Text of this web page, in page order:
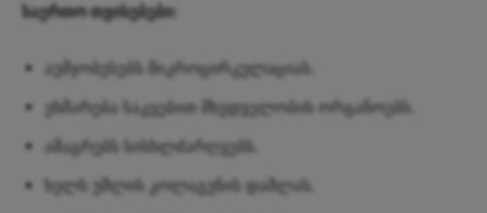
საერთო თვისებები:
აუმჯობესებს მიკროცირკულაციას.
ეხმარება საკვებით მხედველობის ორგანოებს.
ამაგრებს სისხლძარღვებს.
ხელს უშლის კოლაგენის დაშლას.